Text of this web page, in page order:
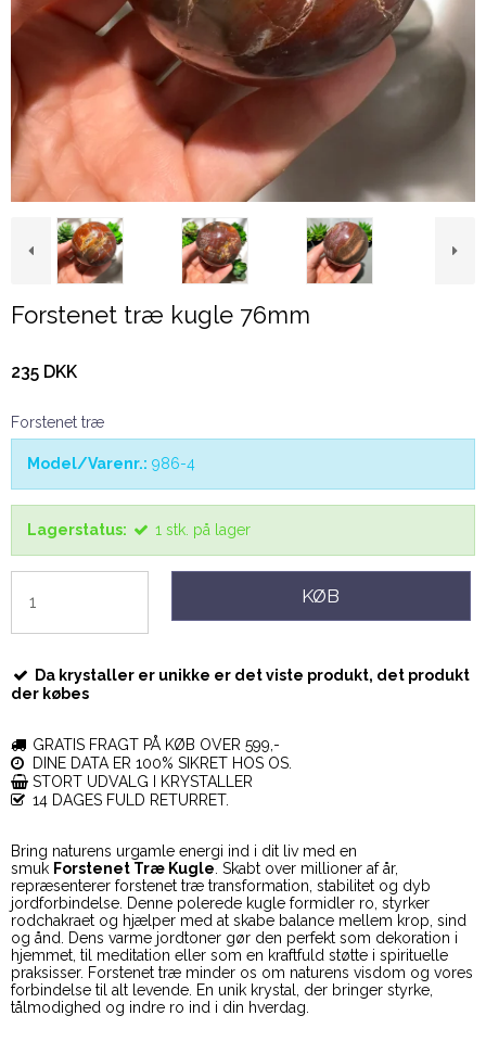
Forstenet træ kugle 76mm
235 DKK
Forstenet træ
Model/Varenr.: 986-4
Lagerstatus: 1 stk. på lager
KØB
Da krystaller er unikke er det viste produkt, det produkt
der købes
GRATIS FRAGT PÅ KØB OVER 599,-
DINE DATA ER 100% SIKRET HOS OS.
STORT UDVALG I KRYSTALLER
14 DAGES FULD RETURRET.
Bring naturens urgamle energi ind i dit liv med en
smuk Forstenet Træ Kugle . Skabt over millioner af år,
repræsenterer forstenet træ transformation, stabilitet og dyb
jordforbindelse. Denne polerede kugle formidler ro, styrker
rodchakraet og hjælper med at skabe balance mellem krop, sind
og ånd. Dens varme jordtoner gør den perfekt som dekoration i
hjemmet, til meditation eller som en kraftfuld støtte i spirituelle
praksisser. Forstenet træ minder os om naturens visdom og vores
forbindelse til alt levende. En unik krystal, der bringer styrke,
tålmodighed og indre ro ind i din hverdag.